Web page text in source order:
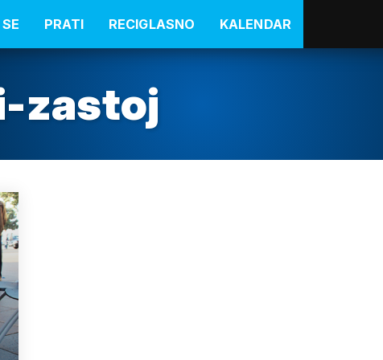
PRATI RECIGLASNO KALENDAR
zastoj